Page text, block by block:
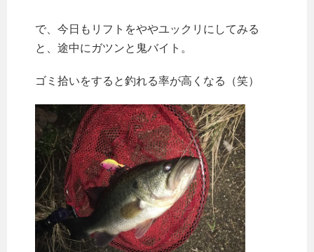
で、今日もリフトをややユックリにしてみる
と、途中にガツンと鬼バイト。
ゴミ拾いをすると釣れる率が高くなる（笑）